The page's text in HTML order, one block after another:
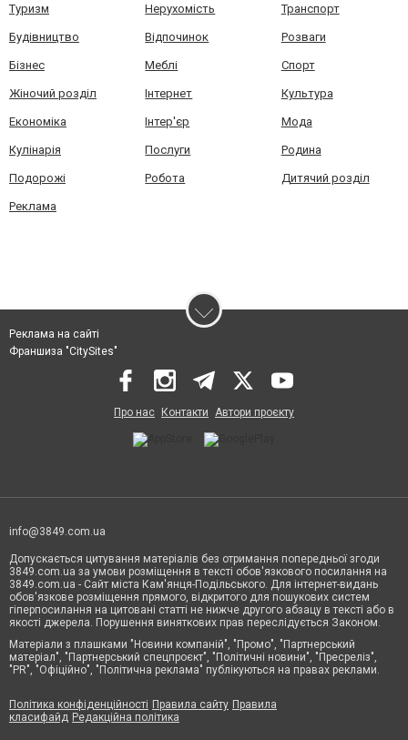
Туризм Нерухомість Транспорт
Будівництво Відпочинок Розваги
Бізнес Меблі Спорт
Жіночий розділ Інтернет Культура
Економіка Інтер'єр Мода
Кулінарія Послуги Родина
Подорожі Робота Дитячий розділ
Реклама
Реклама на сайті
Франшиза "CitySites"
Про нас Контакти Автори проєкту
info@3849.com.ua
Допускається цитування матеріалів без отримання попередньої згоди
3849.com.ua за умови розміщення в тексті обов'язкового посилання на
3849.com.ua - Сайт міста Кам'янця-Подільського. Для інтернет-видань
обов'язкове розміщення прямого, відкритого для пошукових систем
гіперпосилання на цитовані статті не нижче другого абзацу в тексті або в
якості джерела. Порушення виняткових прав переслідується Законом.
Матеріали з плашками "Новини компаній", "Промо", "Партнерський
матеріал", "Партнерський спецпроєкт", "Політичні новини", "Пресреліз",
"PR", "Офіційно", "Політична реклама" публікуються на правах реклами.
Політика конфіденційності Правила сайту Правила
класифайд Редакційна політика